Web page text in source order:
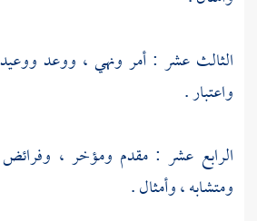
الثالث عشر : أمر ونهي ، ووعد
واعتبار .
الرابع عشر : مقدم ومؤخر ،
ومتشابه ، وأمثال .